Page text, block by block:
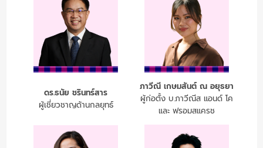
ดร.ธนัย ชรินทร์สาร
ผู้เชี่ยวชาญด้านกลยุทธ์
ภาวีณี เกษมสันต์ ณ อยุธยา
ผู้ก่อตั้ง บ.ภาวีณีส แอนด์ โค
และ ฟรอมสแครช